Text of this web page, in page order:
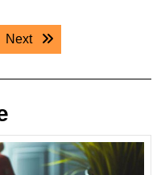
Next Next post: